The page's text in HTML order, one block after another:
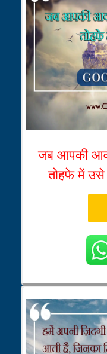
जब आपकी
तोहफे में उसे